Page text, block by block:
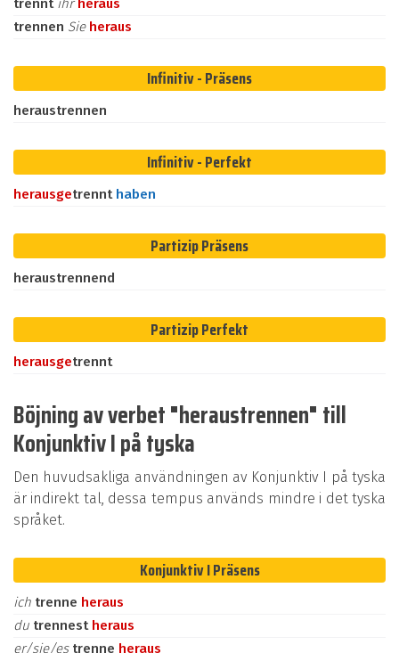
trennt ihr heraus
trennen Sie heraus
Infinitiv - Präsens
heraustrennen
Infinitiv - Perfekt
herausgetrennt haben
Partizip Präsens
heraustrennend
Partizip Perfekt
herausgetrennt
Böjning av verbet "heraustrennen" till
Konjunktiv I på tyska
Den huvudsakliga användningen av Konjunktiv I på tyska
är indirekt tal, dessa tempus används mindre i det tyska
språket.
Konjunktiv I Präsens
ich trenne heraus
du trennest heraus
er/sie/es trenne heraus